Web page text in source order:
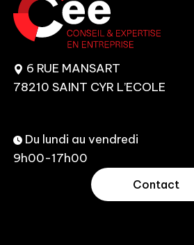
6 RUE MANSART
78210 SAINT CYR L’ECOLE
Du lundi au vendredi
9h00-17h00
Contact